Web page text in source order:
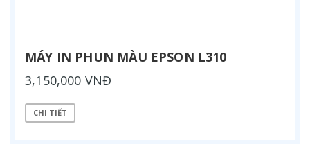
MÁY IN PHUN MÀU EPSON L310
3,150,000 VNĐ
CHI TIẾT